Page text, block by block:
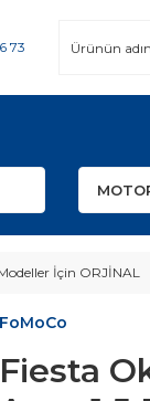
İçin ORJİNAL
FoMoCo
Fiesta